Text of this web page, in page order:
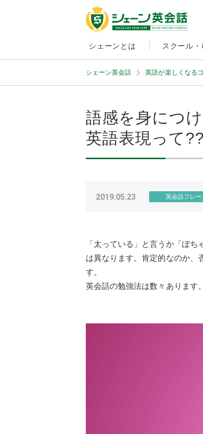
シェーンとは スクール
シェーン英会話 英語が楽しくなる
語感を身につ
英語表現って
2019.05.23 英会話フレー
「太っている」と言うか「ぽ
は異なります。肯定的なのか、
す。
英会話の勉強法は数々あります